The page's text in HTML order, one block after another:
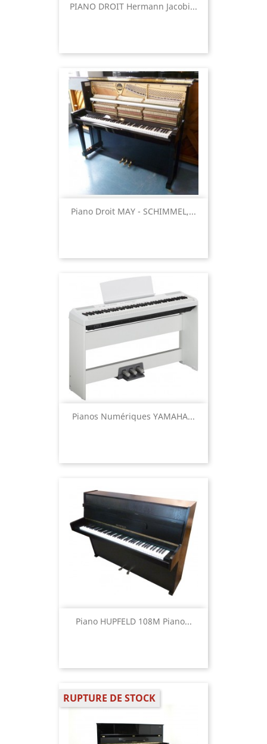
PIANO DROIT Hermann Jacobi...
Piano Droit MAY - SCHIMMEL,...
Pianos Numériques YAMAHA...
Piano HUPFELD 108M Piano...
RUPTURE DE STOCK